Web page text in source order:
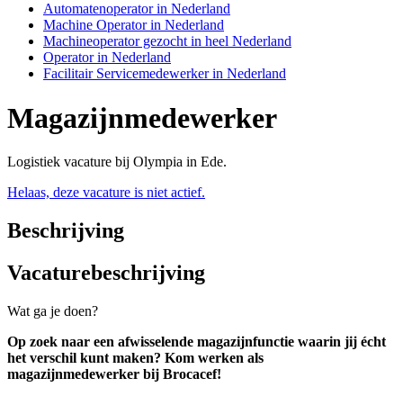
Automatenoperator in Nederland
Machine Operator in Nederland
Machineoperator gezocht in heel Nederland
Operator in Nederland
Facilitair Servicemedewerker in Nederland
Magazijnmedewerker
Logistiek vacature bij Olympia in Ede.
Helaas, deze vacature is niet actief.
Beschrijving
Vacaturebeschrijving
Wat ga je doen?
Op zoek naar een afwisselende magazijnfunctie waarin jij écht
het verschil kunt maken? Kom werken als
magazijnmedewerker bij Brocacef!